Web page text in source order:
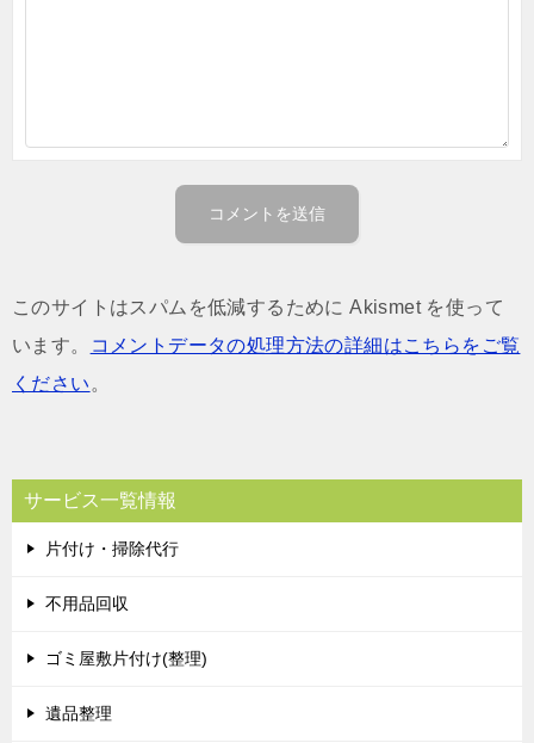
このサイトはスパムを低減するために Akismet を使って
います。
コメントデータの処理方法の詳細はこちらをご覧
ください 。
サービス一覧情報
片付け・掃除代行
不用品回収
ゴミ屋敷片付け(整理)
遺品整理